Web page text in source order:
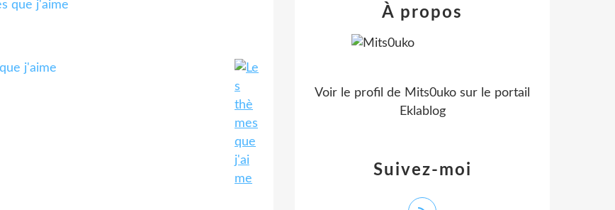
Suivez-moi
À propos
Voir le profil de Mits0uko sur le portail
Eklablog